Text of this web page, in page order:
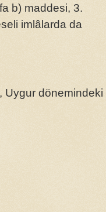
b) maddesi, 3.
imlâlarda da
Uygur dönemindeki